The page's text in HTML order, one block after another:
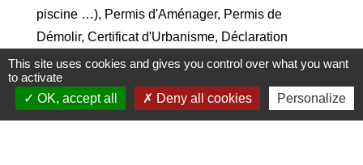
piscine …), Permis d'Aménager, Permis de
Démolir, Certificat d'Urbanisme, Déclaration
d'Intention d'Aliéner directement en ligne, 24h/24,
7jours/7, depuis chez vous.
https://grandclermont.geosphere.fr/guichet-unique/
This site uses cookies and gives you control over what you want
to activate
OK, accept all
Deny all cookies Personalize